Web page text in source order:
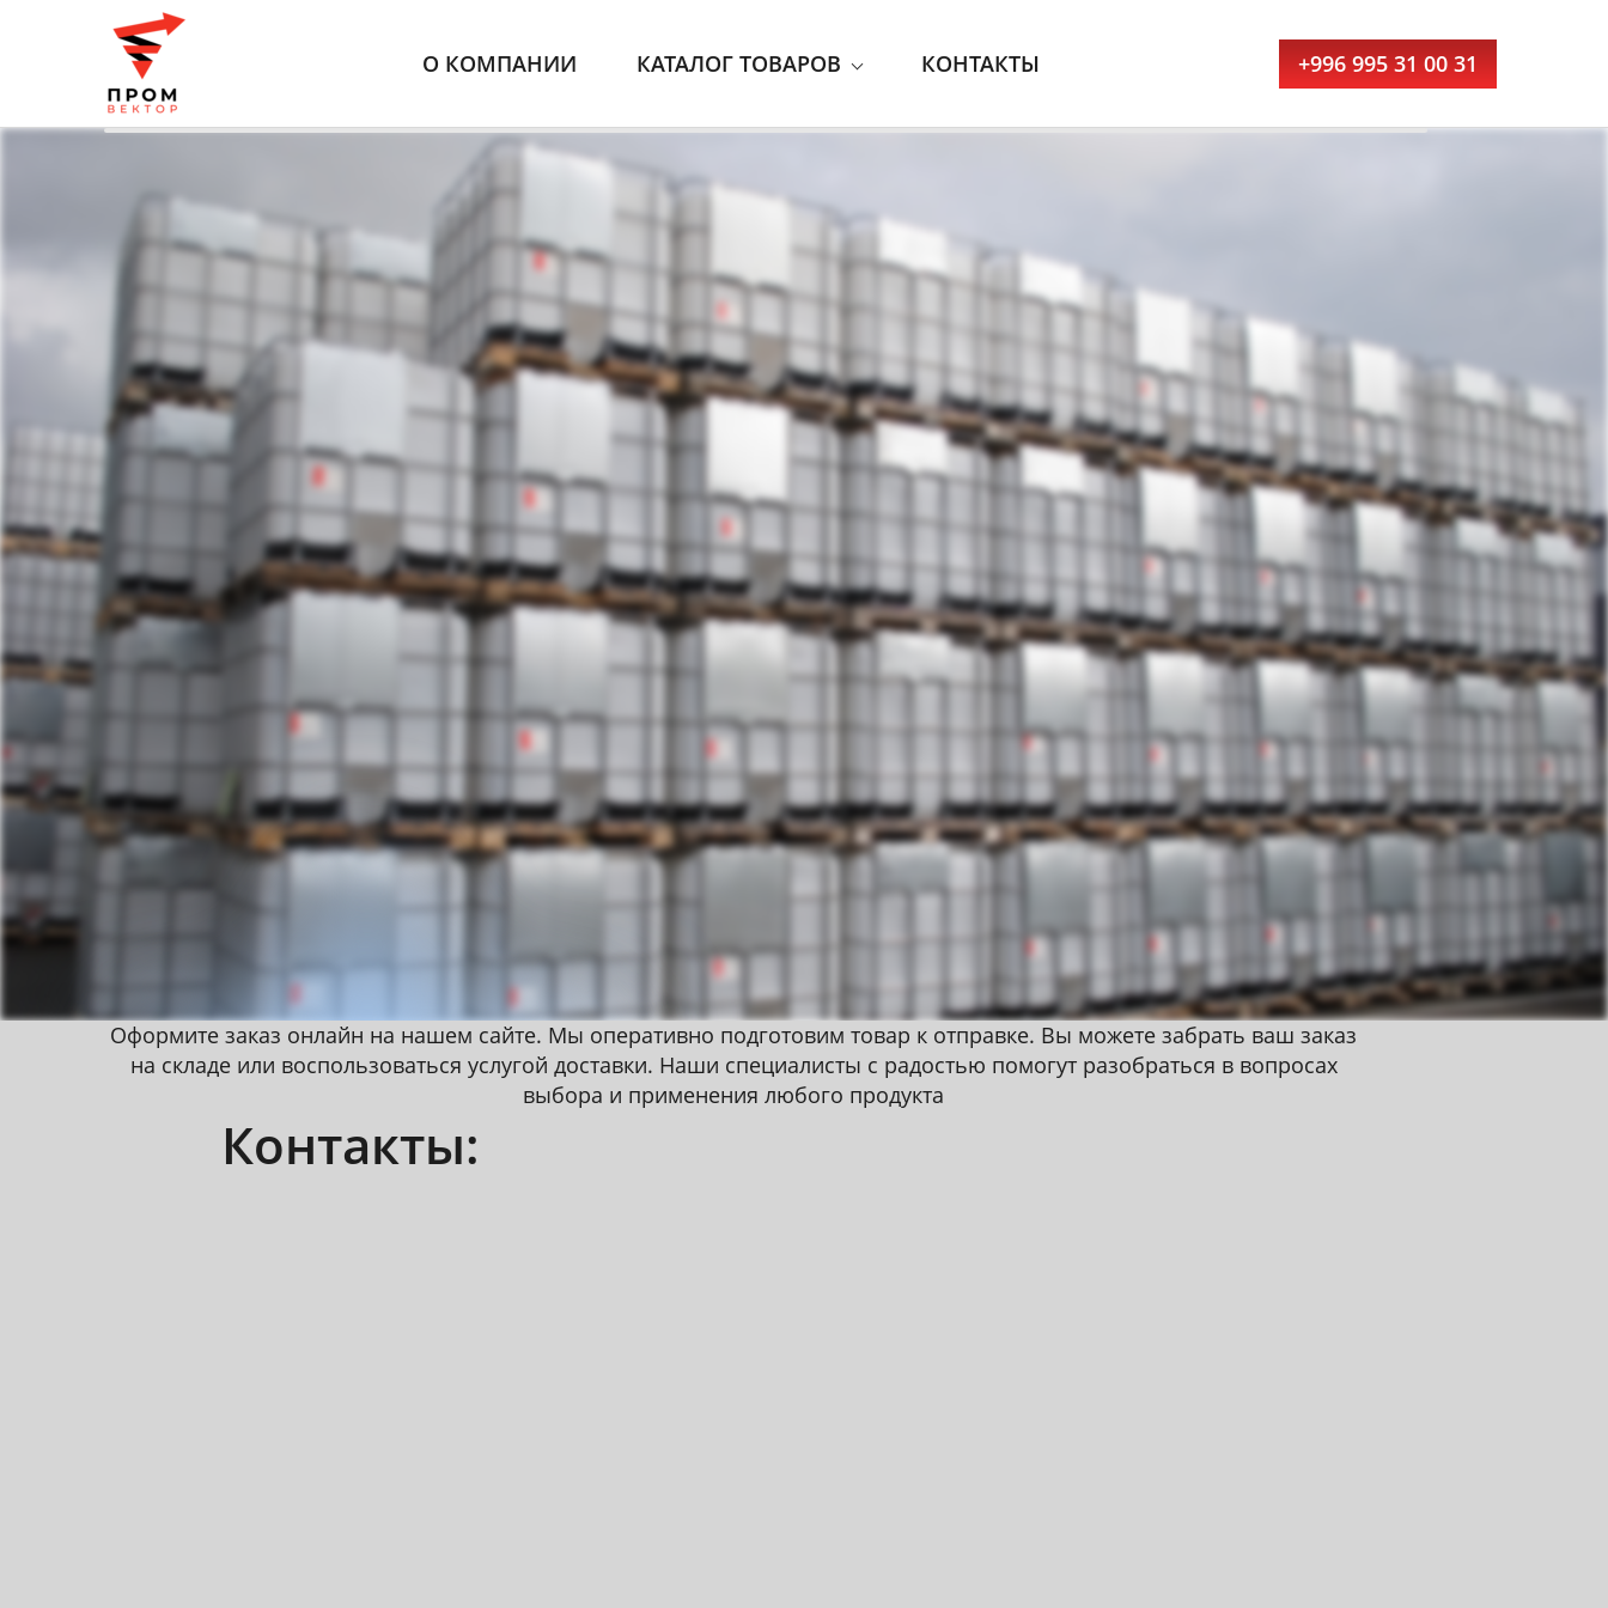
О КОМПАНИИ КАТАЛОГ ТОВАРОВ КОНТАКТЫ +996 995 31 00 31
Оформите заказ онлайн на нашем сайте. Мы оперативно подготовим товар к отправке. Вы можете забрать ваш заказ
на складе или воспользоваться услугой доставки. Наши специалисты с радостью помогут разобраться в вопросах
выбора и применения любого продукта
Контакты: